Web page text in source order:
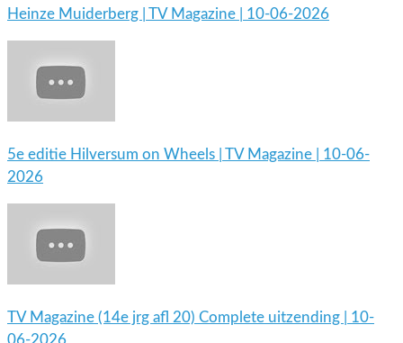
Heinze Muiderberg | TV Magazine | 10-06-2026
5e editie Hilversum on Wheels | TV Magazine | 10-06-
2026
TV Magazine (14e jrg afl 20) Complete uitzending | 10-
06-2026